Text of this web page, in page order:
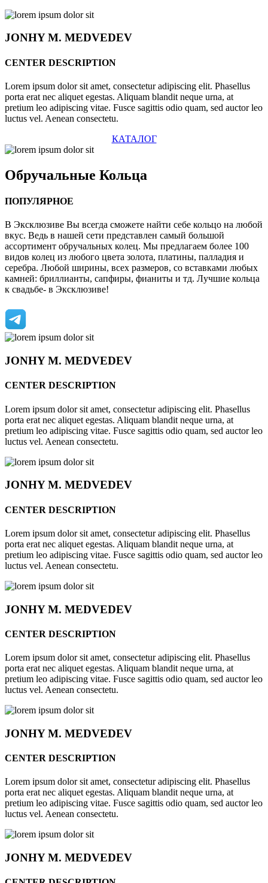
JONHYM. MEDVEDEV
CENTER DESCRIPTION
Lorem ipsum dolor sit amet, consectetur adipiscing elit. Phasellus
porta erat nec aliquet egestas. Aliquam blandit neque urna, at
pretium leo adipiscing vitae. Fusce sagittis odio quam, sed auctor leo
luctus vel. Aenean consectetu.
КАТАЛОГ
Обручальные Кольца
ПОПУЛЯРНОЕ
В Эксклюзиве Вы всегда сможете найти себе кольцо на любой
вкус. Ведь в нашей сети представлен самый большой
ассортимент обручальных колец. Мы предлагаем более 100
видов колец из любого цвета золота, платины, палладия и
серебра. Любой ширины, всех размеров, со вставками любых
камней: бриллианты, сапфиры, фианиты и тд. Лучшие кольца
к свадьбе- в Эксклюзиве!
JONHYM. MEDVEDEV
CENTER DESCRIPTION
Lorem ipsum dolor sit amet, consectetur adipiscing elit. Phasellus
porta erat nec aliquet egestas. Aliquam blandit neque urna, at
pretium leo adipiscing vitae. Fusce sagittis odio quam, sed auctor leo
luctus vel. Aenean consectetu.
JONHYM. MEDVEDEV
CENTER DESCRIPTION
Lorem ipsum dolor sit amet, consectetur adipiscing elit. Phasellus
porta erat nec aliquet egestas. Aliquam blandit neque urna, at
pretium leo adipiscing vitae. Fusce sagittis odio quam, sed auctor leo
luctus vel. Aenean consectetu.
JONHYM. MEDVEDEV
CENTER DESCRIPTION
Lorem ipsum dolor sit amet, consectetur adipiscing elit. Phasellus
porta erat nec aliquet egestas. Aliquam blandit neque urna, at
pretium leo adipiscing vitae. Fusce sagittis odio quam, sed auctor leo
luctus vel. Aenean consectetu.
JONHYM. MEDVEDEV
CENTER DESCRIPTION
Lorem ipsum dolor sit amet, consectetur adipiscing elit. Phasellus
porta erat nec aliquet egestas. Aliquam blandit neque urna, at
pretium leo adipiscing vitae. Fusce sagittis odio quam, sed auctor leo
luctus vel. Aenean consectetu.
JONHYM. MEDVEDEV